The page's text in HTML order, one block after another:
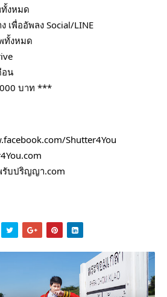
งหมด
เพื่ออัพลง Social/LINE
ทั้งหมด
อน
บาท ***
Shutter4You
รับปริญญา.com